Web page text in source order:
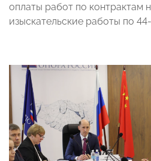
оплаты работ по контрактам
изыскательские работы по